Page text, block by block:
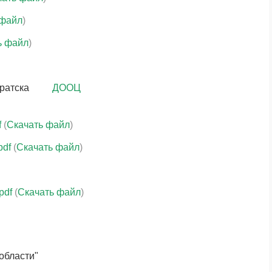
)
файл)
ДООЦ
(Скачать файл)
(Скачать файл)
(Скачать файл)